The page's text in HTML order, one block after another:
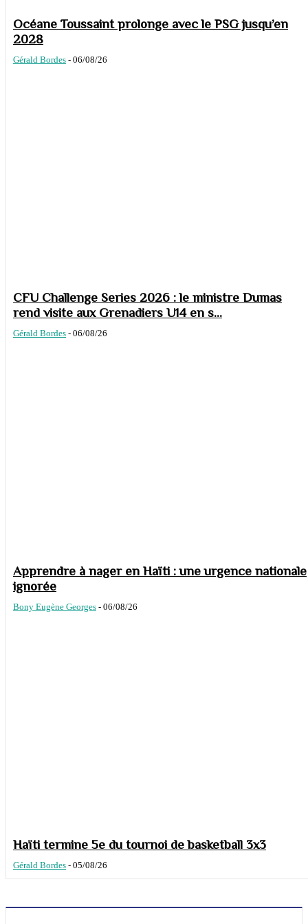
Océane Toussaint prolonge avec le PSG jusqu’en
2028
Gérald Bordes - 06/08/26
CFU Challenge Series 2026 : le ministre Dumas
rend visite aux Grenadiers U14 en s...
Gérald Bordes - 06/08/26
Apprendre à nager en Haïti : une urgence nationale
ignorée
Bony Eugène Georges - 06/08/26
Haïti termine 5e du tournoi de basketball 3x3
Gérald Bordes - 05/08/26